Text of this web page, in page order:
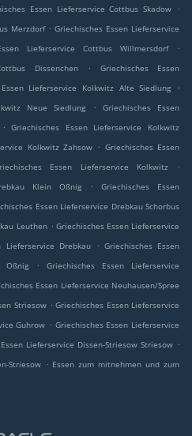
Essen Lieferservice Cottbus Skadow
.
Merzdorf . Griechisches Essen Lieferservice
Lieferservice Cottbus Willmersdorf
.
Dissenchen
.
Griechisches Essen
Lieferservice Kolkwitz Alte Siedlung
.
Neue Siedlung
.
Griechisches Essen
. Griechisches Essen Lieferservice Kolkwitz
Kolkwitz Zahsow . Griechisches Essen
Essen Lieferservice Kolkwitz
.
Klein Oßnig
.
Griechisches Essen
Essen Lieferservice Drebkau Schorbus
Leuthen . Griechisches Essen Lieferservice
Lieferservice Drebkau . Griechisches Essen
Oßnig
.
Griechisches Essen Lieferservice
Essen Lieferservice Neuhausen/Spree
Striesow . Griechisches Essen Lieferservice
Guhrow . Griechisches Essen Lieferservice
Lieferservice Dissen-Striesow Striesow .
Striesow . Essen zum mitnehmen und zum